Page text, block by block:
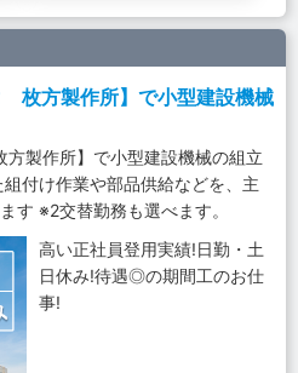
枚方製作所】で小型建設機械
製作所】で小型建設機械の組立
付け作業や部品供給などを、主
す ※2交替勤務も選べます。
高い正社員登用実績!日勤・土
日休み!待遇◎の期間工のお仕
事!